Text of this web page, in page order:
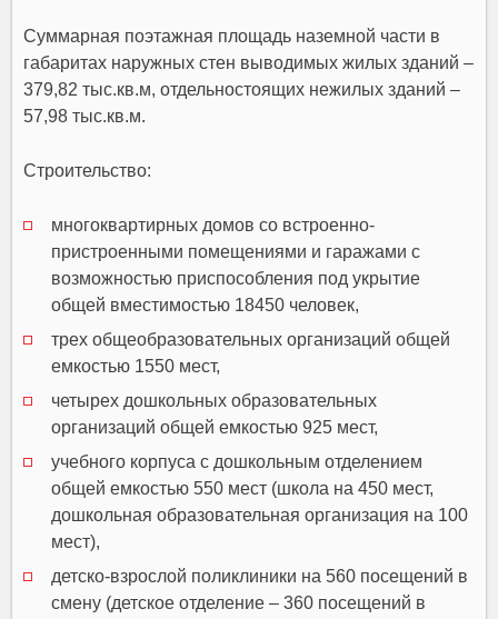
Суммарная поэтажная площадь наземной части в
габаритах наружных стен выводимых жилых зданий –
379,82 тыс.кв.м, отдельностоящих нежилых зданий –
57,98 тыс.кв.м.
Строительство:
многоквартирных домов со встроенно-
пристроенными помещениями и гаражами с
возможностью приспособления под укрытие
общей вместимостью 18450 человек,
трех общеобразовательных организаций общей
емкостью 1550 мест,
четырех дошкольных образовательных
организаций общей емкостью 925 мест,
учебного корпуса с дошкольным отделением
общей емкостью 550 мест (школа на 450 мест,
дошкольная образовательная организация на 100
мест),
детско-взрослой поликлиники на 560 посещений в
смену (детское отделение – 360 посещений в